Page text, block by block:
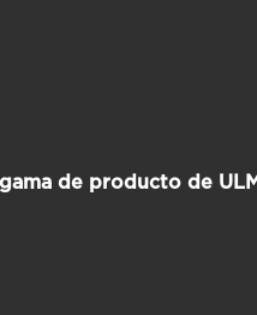
de producto de